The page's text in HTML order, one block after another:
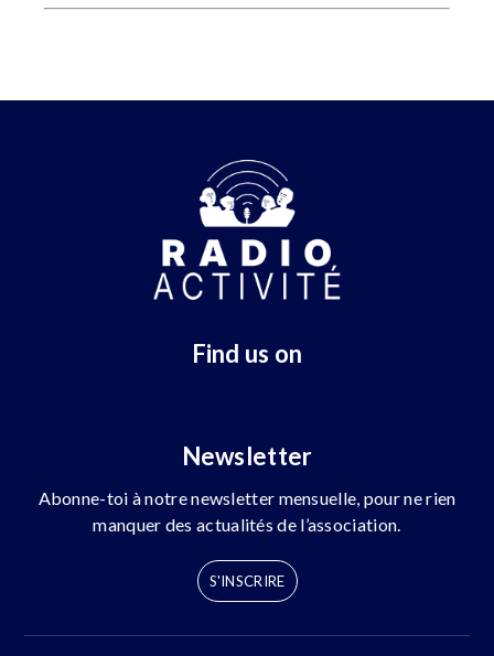
Find us on
Newsletter
Abonne-toi à notre newsletter mensuelle, pour ne rien
manquer des actualités de l’association.
S'INSCRIRE